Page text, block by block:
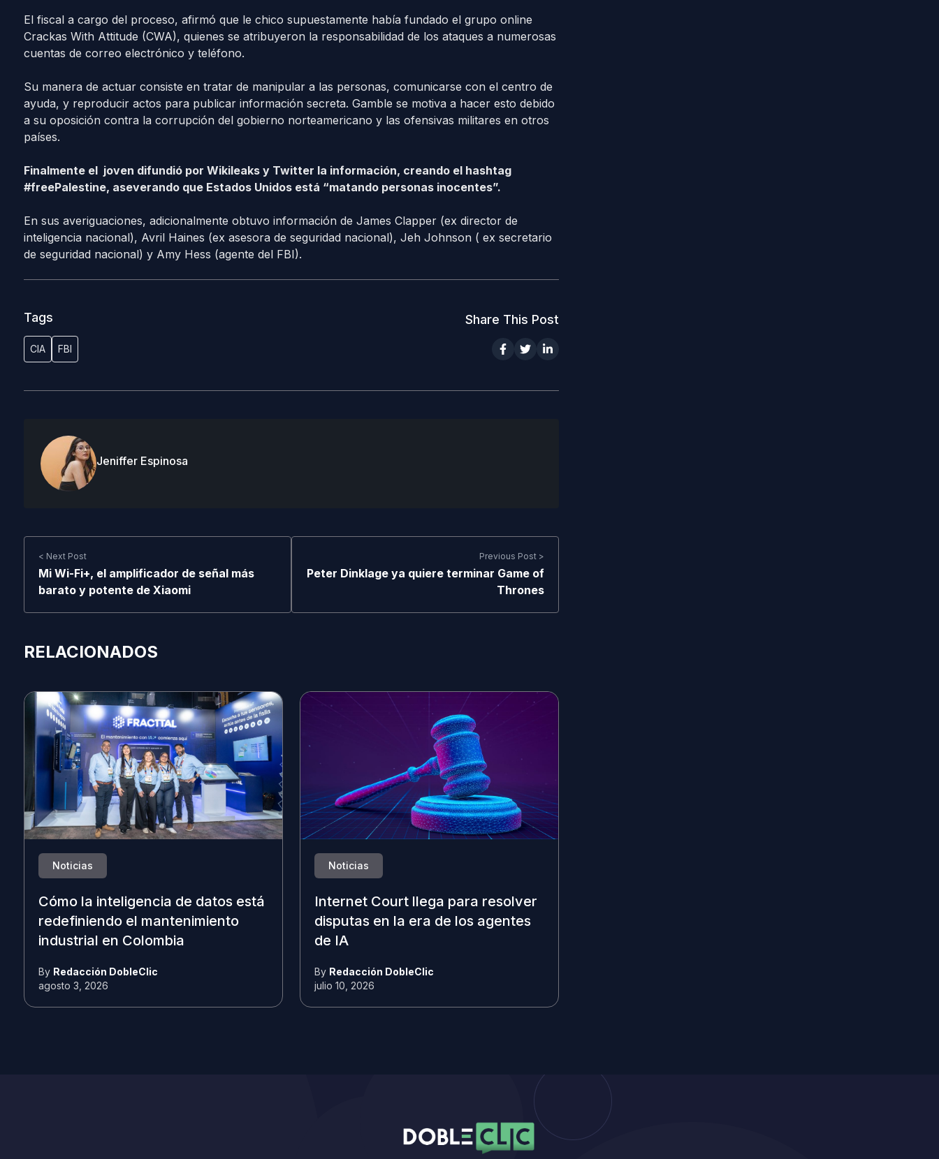
El fiscal a cargo del proceso, afirmó que le chico supuestamente había fundado el grupo online
Crackas With Attitude (CWA), quienes se atribuyeron la responsabilidad de los ataques a numerosas
cuentas de correo electrónico y teléfono.
Su manera de actuar consiste en tratar de manipular a las personas, comunicarse con el centro de
ayuda, y reproducir actos para publicar información secreta. Gamble se motiva a hacer esto debido
a su oposición contra la corrupción del gobierno norteamericano y las ofensivas militares en otros
países.
Finalmente el joven difundió por Wikileaks y Twitter la información, creando el hashtag
#freePalestine, aseverando que Estados Unidos está “matando personas inocentes”.
En sus averiguaciones, adicionalmente obtuvo información de James Clapper (ex director de
inteligencia nacional), Avril Haines (ex asesora de seguridad nacional), Jeh Johnson ( ex secretario
de seguridad nacional) y Amy Hess (agente del FBI).
Tags
CIA FBI
Share This Post
Jeniffer Espinosa
< Next Post
Mi Wi-Fi+, el amplificador de señal más
barato y potente de Xiaomi
Previous Post >
Peter Dinklage ya quiere terminar Game of
Thrones
RELACIONADOS
Noticias
Cómo la inteligencia de datos está
redefiniendo el mantenimiento
industrial en Colombia
By Redacción DobleClic
agosto 3, 2026
Noticias
Internet Court llega para resolver
disputas en la era de los agentes
de IA
By Redacción DobleClic
julio 10, 2026